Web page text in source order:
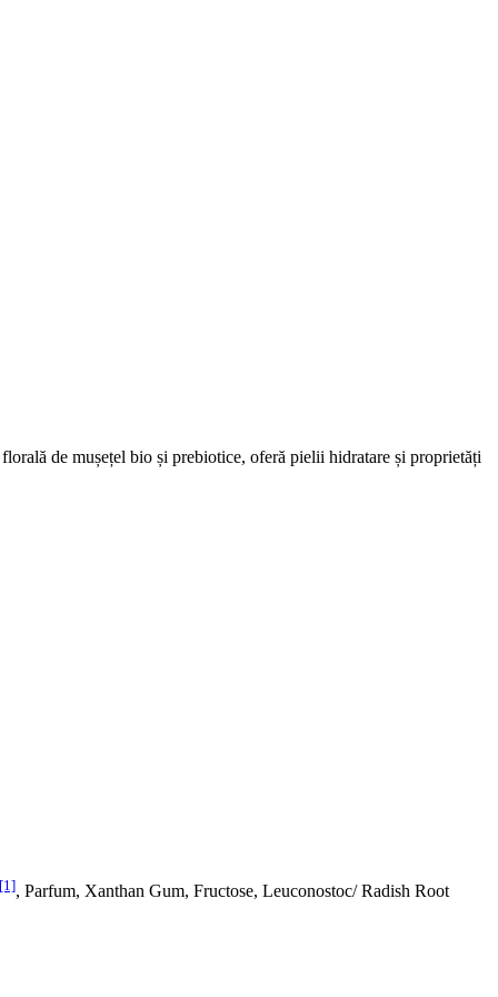
de mușețel bio și prebiotice, oferă pielii hidratare și proprietăți
[1], Parfum, Xanthan Gum, Fructose, Leuconostoc/ Radish Root